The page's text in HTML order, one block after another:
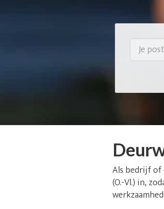
Als bedrijf of
(O.-Vl.) in,